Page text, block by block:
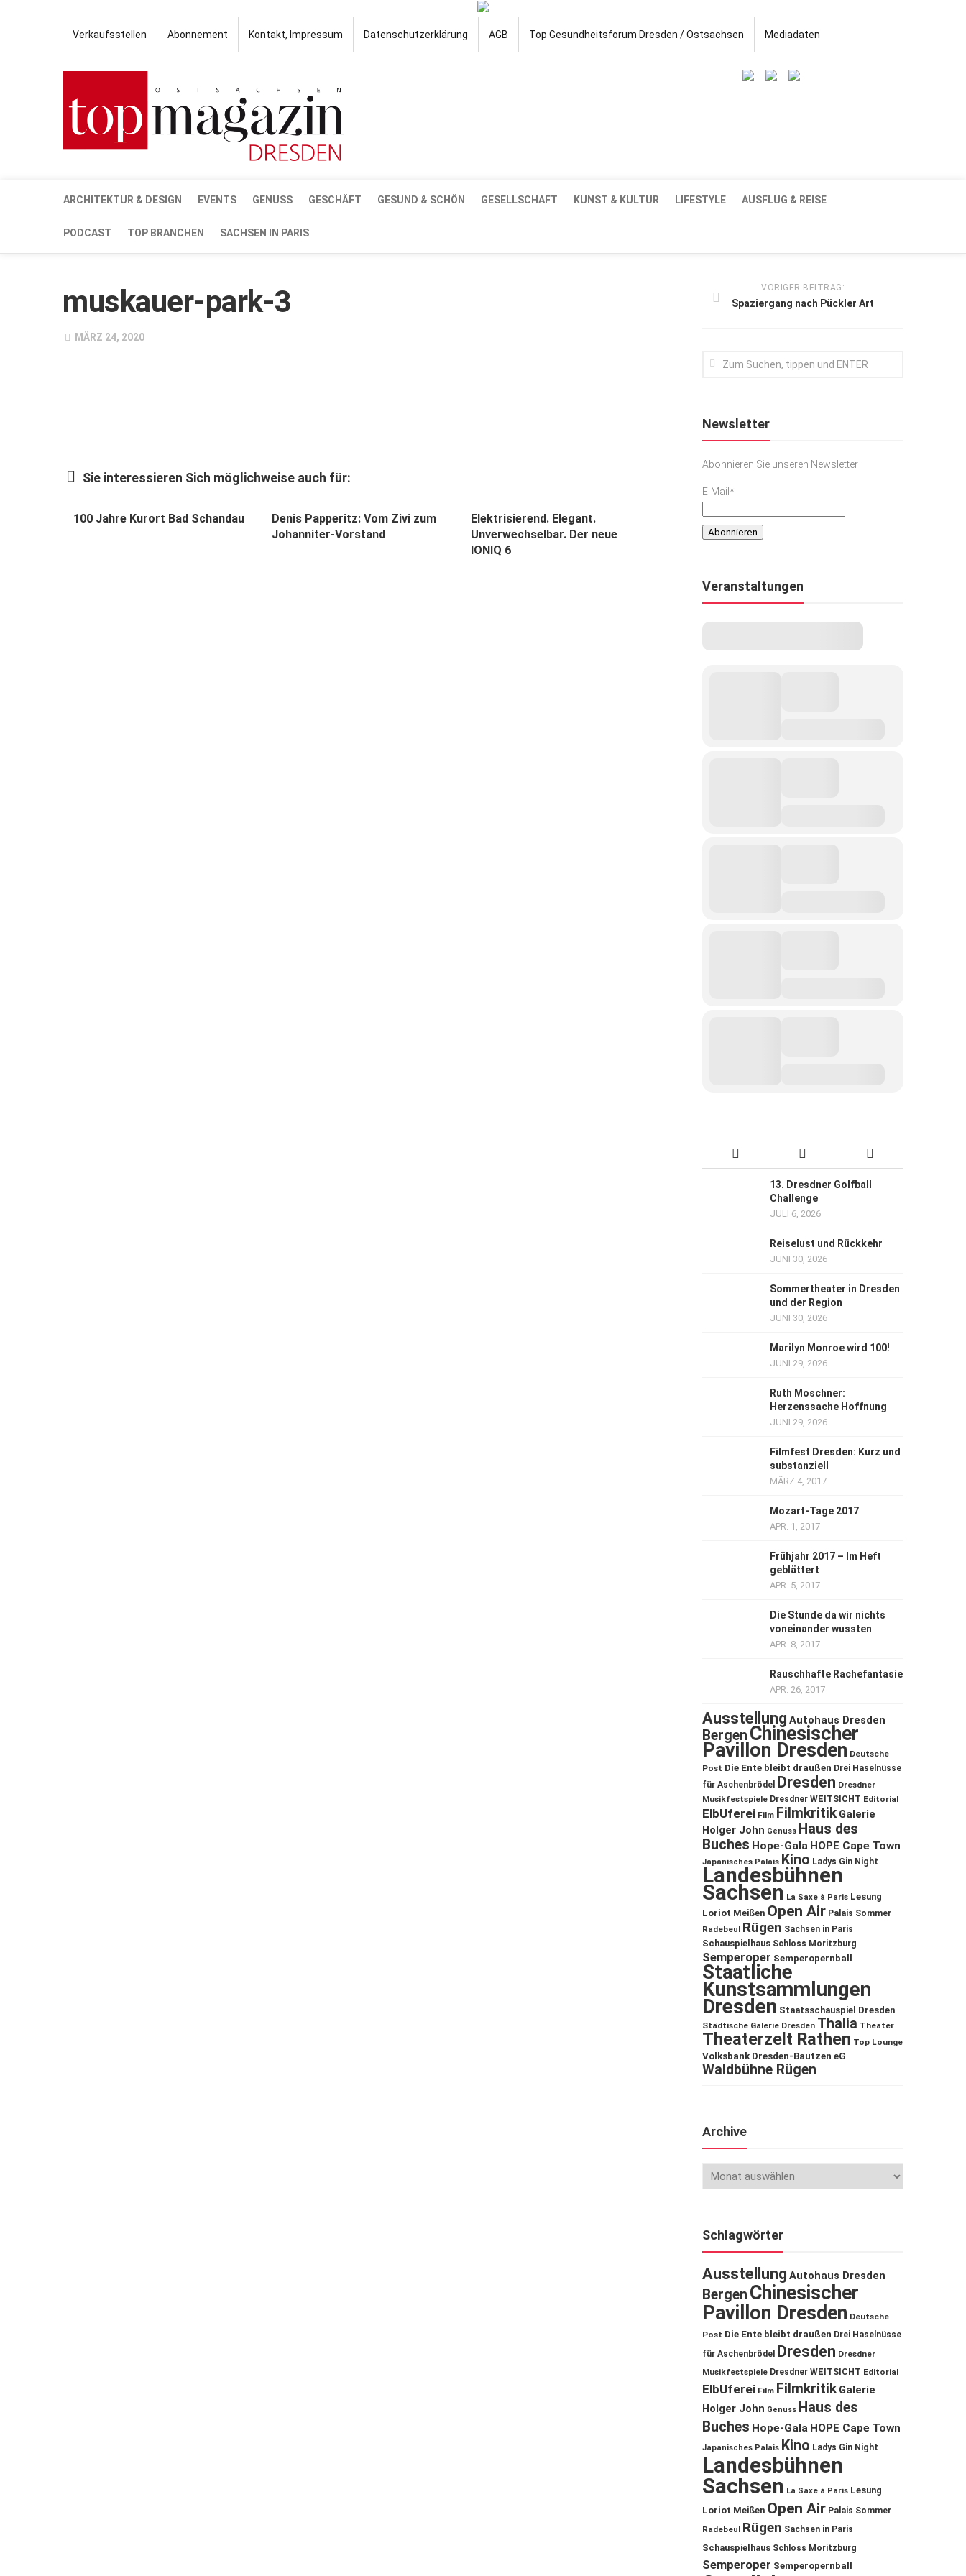
Verkaufsstellen Abonnement Kontakt, Impressum Datenschutzerklärung AGB Top Gesundheitsforum Dresden / Ostsachsen Mediadaten
ARCHITEKTUR & DESIGN EVENTS GENUSS GESCHÄFT GESUND & SCHÖN GESELLSCHAFT KUNST & KULTUR LIFESTYLE AUSFLUG & REISE
PODCAST TOP BRANCHEN SACHSEN IN PARIS
muskauer-park-3
MÄRZ 24, 2020
Sie interessieren Sich möglichweise auch für:
100 Jahre Kurort Bad Schandau
Denis Papperitz: Vom Zivi zum
Johanniter-Vorstand
Elektrisierend. Elegant.
Unverwechselbar. Der neue
IONIQ 6
VORIGER BEITRAG:
Spaziergang nach Pückler Art
Newsletter
Abonnieren Sie unseren Newsletter
E-Mail*
Veranstaltungen
13. Dresdner Golfball
Challenge
JULI 6, 2026
Reiselust und Rückkehr
JUNI 30, 2026
Sommertheater in Dresden
und der Region
JUNI 30, 2026
Marilyn Monroe wird 100!
JUNI 29, 2026
Ruth Moschner:
Herzenssache Hoffnung
JUNI 29, 2026
Filmfest Dresden: Kurz und
substanziell
MÄRZ 4, 2017
Mozart-Tage 2017
APR. 1, 2017
Frühjahr 2017 – Im Heft
geblättert
APR. 5, 2017
Die Stunde da wir nichts
voneinander wussten
APR. 8, 2017
Rauschhafte Rachefantasie
APR. 26, 2017
Ausstellung Autohaus Dresden
Bergen Chinesischer
Pavillon Dresden Deutsche
Post Die Ente bleibt draußen Drei Haselnüsse
für Aschenbrödel
Dresden Dresdner
Musikfestspiele Dresdner WEITSICHT Editorial
ElbUferei Film Filmkritik Galerie
Holger John Genuss Haus des
Buches Hope-Gala HOPE Cape Town
Japanisches Palais Kino Ladys Gin Night
Landesbühnen
Sachsen La Saxe à Paris Lesung
Loriot Meißen Open Air Palais Sommer
Radebeul Rügen Sachsen in Paris
Schauspielhaus Schloss Moritzburg
Semperoper Semperopernball
Staatliche
Kunstsammlungen
Dresden Staatsschauspiel Dresden
Städtische Galerie Dresden Thalia Theater
Theaterzelt Rathen Top Lounge
Volksbank Dresden-Bautzen eG
Waldbühne Rügen
Archive
Schlagwörter
Ausstellung Autohaus Dresden
Bergen Chinesischer
Pavillon Dresden Deutsche
Post Die Ente bleibt draußen Drei Haselnüsse
für Aschenbrödel
Dresden Dresdner
Musikfestspiele Dresdner WEITSICHT Editorial
ElbUferei Film Filmkritik Galerie
Holger John Genuss Haus des
Buches Hope-Gala HOPE Cape Town
Japanisches Palais Kino Ladys Gin Night
Landesbühnen
Sachsen La Saxe à Paris Lesung
Loriot Meißen Open Air Palais Sommer
Radebeul Rügen Sachsen in Paris
Schauspielhaus Schloss Moritzburg
Semperoper Semperopernball